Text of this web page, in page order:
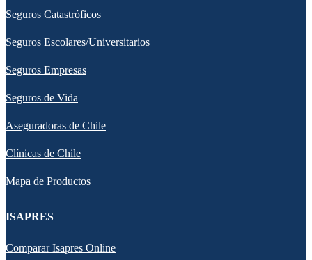
Seguros Catastróficos
Seguros Escolares/Universitarios
Seguros Empresas
Seguros de Vida
Aseguradoras de Chile
Clínicas de Chile
Mapa de Productos
ISAPRES
Comparar Isapres Online